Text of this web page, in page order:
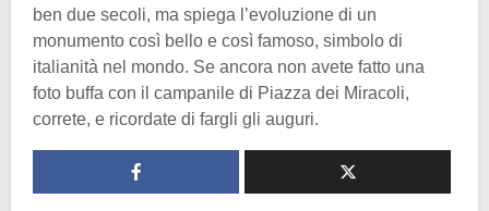
ben due secoli, ma spiega l’evoluzione di un
monumento così bello e così famoso, simbolo di
italianità nel mondo. Se ancora non avete fatto una
foto buffa con il campanile di Piazza dei Miracoli,
correte, e ricordate di fargli gli auguri.